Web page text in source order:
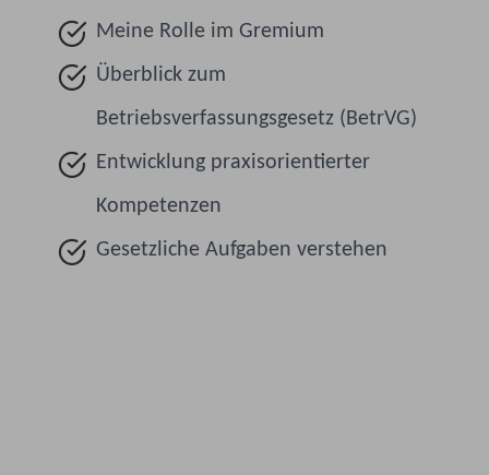
Meine Rolle im Gremium
Überblick zum
Betriebsverfassungsgesetz (BetrVG)
Entwicklung praxisorientierter
Kompetenzen
Gesetzliche Aufgaben verstehen